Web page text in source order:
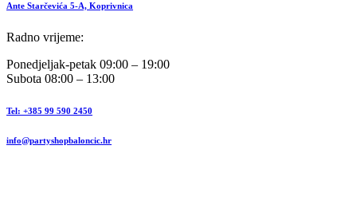
Ante Starčevića 5-A, Koprivnica
Radno vrijeme:
Ponedjeljak-petak 09:00 – 19:00
Subota 08:00 – 13:00
Tel: +385 99 590 2450
info@partyshopbaloncic.hr